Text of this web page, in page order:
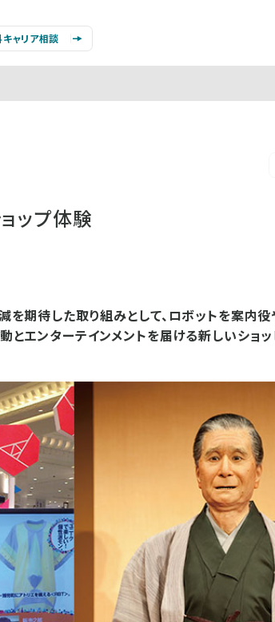
ャリア相談
ップ体験
を期待した取り組みとして、ロボットを案内
とエンターテインメントを届ける新しいショ